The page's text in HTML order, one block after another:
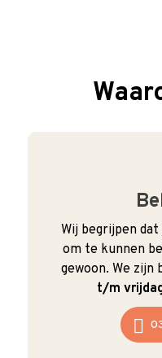
Wij begrijpen
om te kunnen
gewoon. We zijn
t/m